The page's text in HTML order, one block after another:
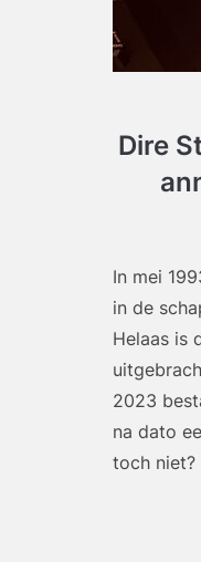
Dire
In mei
in de
Helaas is
2023
na dato
toch